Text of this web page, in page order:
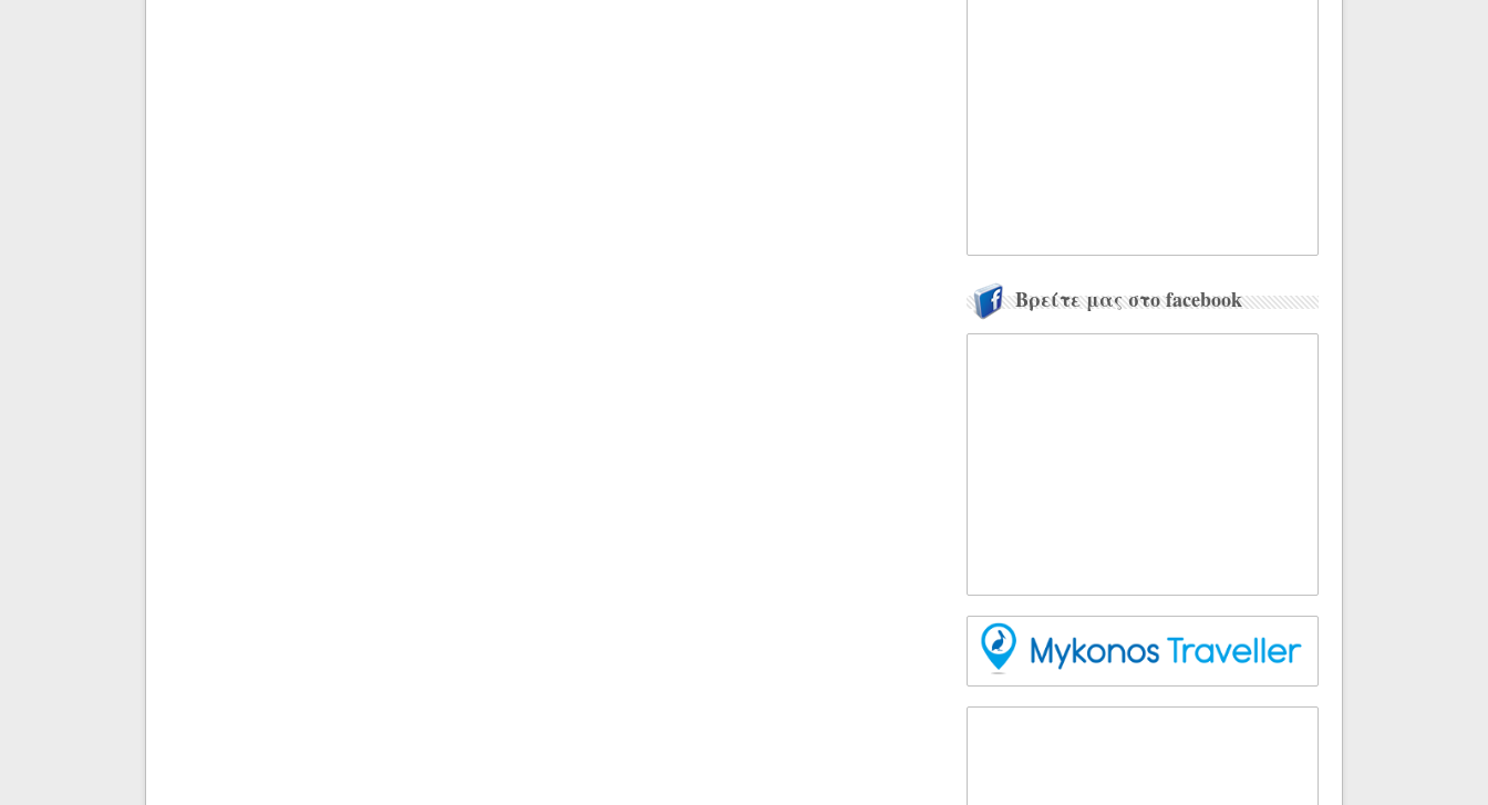
Βρείτε μας στο facebook